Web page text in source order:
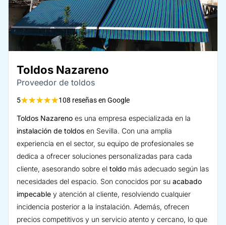
Toldos Nazareno
Proveedor de toldos
5★★★★★108 reseñas en Google
Toldos Nazareno es una empresa especializada en la
instalación de toldos en Sevilla. Con una amplia
experiencia en el sector, su equipo de profesionales se
dedica a ofrecer soluciones personalizadas para cada
cliente, asesorando sobre el toldo más adecuado según las
necesidades del espacio. Son conocidos por su acabado
impecable y atención al cliente, resolviendo cualquier
incidencia posterior a la instalación. Además, ofrecen
precios competitivos y un servicio atento y cercano, lo que